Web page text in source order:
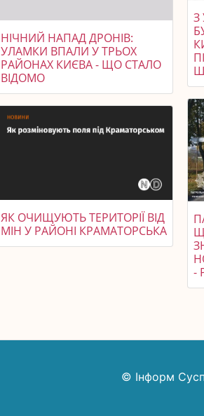
НІЧНИЙ НАПАД ДРОНІВ:
УЛАМКИ ВПАЛИ У ТРЬОХ
РАЙОНАХ КИЄВА - ЩО СТАЛО
ВІДОМО
ЯК ОЧИЩУЮТЬ ТЕРИТОРІЇ ВІД
МІН У РАЙОНІ КРАМАТОРСЬКА
З
-
© Інформ